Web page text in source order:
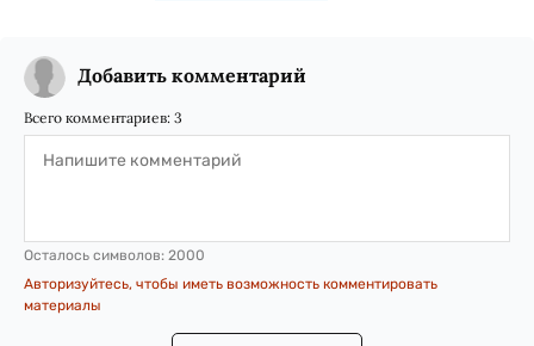
Добавить комментарий
Всего комментариев: 3
Осталось символов: 2000
Авторизуйтесь, чтобы иметь возможность комментировать
материалы